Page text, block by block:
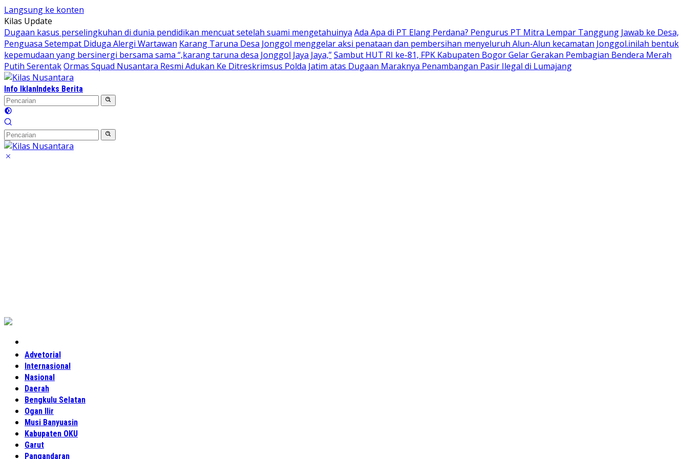
Langsung ke konten
Kilas Update
Dugaan kasus perselingkuhan di dunia pendidikan mencuat setelah suami mengetahuinya Ada Apa di PT Elang Perdana? Pengurus PT Mitra Lempar Tanggung Jawab ke Desa,
Penguasa Setempat Diduga Alergi Wartawan Karang Taruna Desa Jonggol menggelar aksi penataan dan pembersihan menyeluruh Alun-Alun kecamatan Jonggol.inilah bentuk
kepemudaan yang bersinergi bersama sama “,karang taruna desa Jonggol Jaya Jaya,”Sambut HUT RI ke-81, FPK Kabupaten Bogor Gelar Gerakan Pembagian Bendera Merah
Putih SerentakOrmas Squad Nusantara Resmi Adukan Ke Ditreskrimsus Polda Jatim atas Dugaan Maraknya Penambangan Pasir Ilegal di Lumajang
Info IklanIndeks Berita
Advetorial
Internasional
Nasional
Daerah
Bengkulu Selatan
Ogan Ilir
Musi Banyuasin
Kabupaten OKU
Garut
Pangandaran